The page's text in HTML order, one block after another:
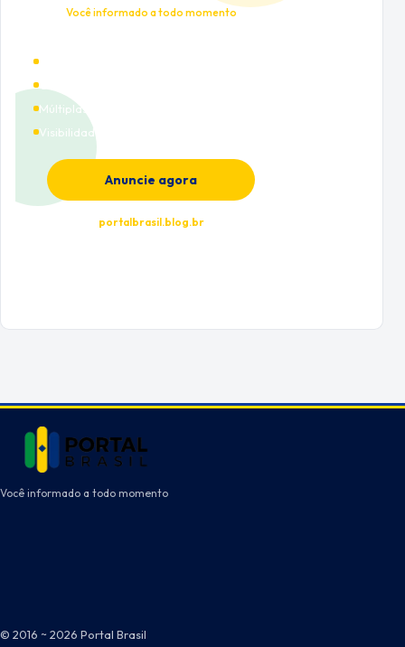
Você informado a todo momento
Múltiplas categorias
Visibilidade premium
Anuncie agora
portalbrasil.blog.br
Você informado a todo momento
© 2016 ~ 2026 Portal Brasil